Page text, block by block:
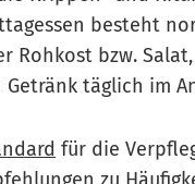
besteht
Rohkost bzw.
täglich im
für die